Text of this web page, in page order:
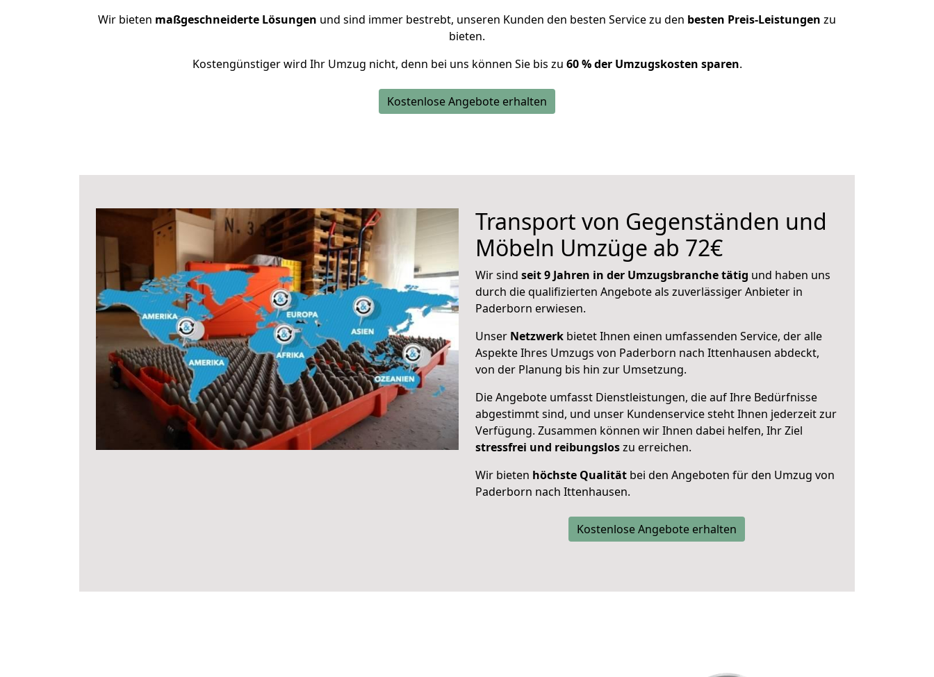
Wir bieten maßgeschneiderte Lösungen und sind immer bestrebt, unseren Kunden den besten Service zu den besten Preis-Leistungen zu
bieten.
Kostengünstiger wird Ihr Umzug nicht, denn bei uns können Sie bis zu 60 % der Umzugskosten sparen.
Kostenlose Angebote erhalten
Transport von Gegenständen und
Möbeln Umzüge ab 72€
Wir sind seit 9 Jahren in der Umzugsbranche tätig und haben uns
durch die qualifizierten Angebote als zuverlässiger Anbieter in
Paderborn erwiesen.
Unser Netzwerk bietet Ihnen einen umfassenden Service, der alle
Aspekte Ihres Umzugs von Paderborn nach Ittenhausen abdeckt,
von der Planung bis hin zur Umsetzung.
Die Angebote umfasst Dienstleistungen, die auf Ihre Bedürfnisse
abgestimmt sind, und unser Kundenservice steht Ihnen jederzeit zur
Verfügung. Zusammen können wir Ihnen dabei helfen, Ihr Ziel
stressfrei und reibungsloszu erreichen.
Wir bieten höchste Qualität bei den Angeboten für den Umzug von
Paderborn nach Ittenhausen.
Kostenlose Angebote erhalten